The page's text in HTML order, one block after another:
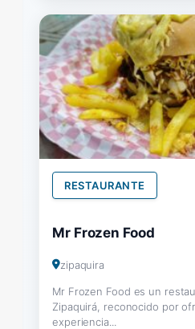
RESTAURANTE
Mr Frozen Food
zipaquira
Mr Frozen Food es un
Zipaquirá, reconocido por
experiencia...